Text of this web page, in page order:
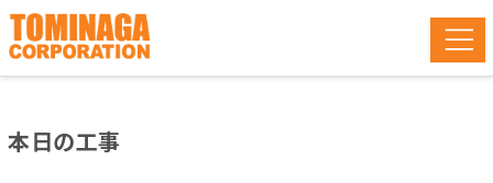
本日の工事